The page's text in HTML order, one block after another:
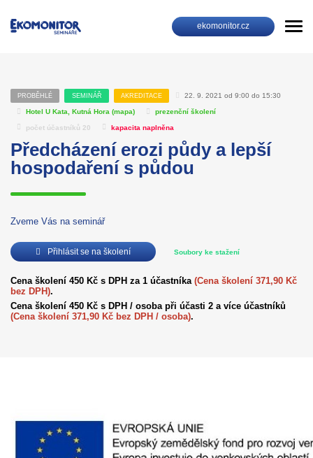
ekomonitor.cz
PROBĚHLÉ SEMINÁŘ AKREDITACE 22. 9. 2021 od 9:00 do 15:30
Hotel U Kata, Kutná Hora (mapa) prezenční školení
počet účastníků 20 kapacita naplněna
Předcházení erozi půdy a lepší
hospodaření s půdou
Zveme Vás na seminář
Přihlásit se na školení Soubory ke stažení
Cena školení 450 Kč s DPH za 1 účastníka (Cena školení 371,90 Kč
bez DPH).
Cena školení 450 Kč s DPH / osoba při účasti 2 a více účastníků
(Cena školení 371,90 Kč bez DPH / osoba).